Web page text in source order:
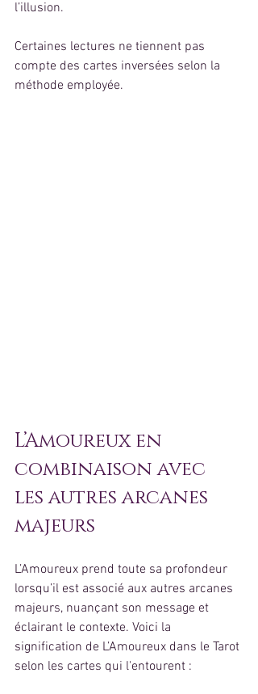
l’illusion.
Certaines lectures ne tiennent pas
compte des cartes inversées selon la
méthode employée.
L’Amoureux en
combinaison avec
les autres arcanes
majeurs
L’Amoureux prend toute sa profondeur
lorsqu’il est associé aux autres arcanes
majeurs, nuançant son message et
éclairant le contexte. Voici la
signification de L’Amoureux dans le Tarot
selon les cartes qui l'entourent :